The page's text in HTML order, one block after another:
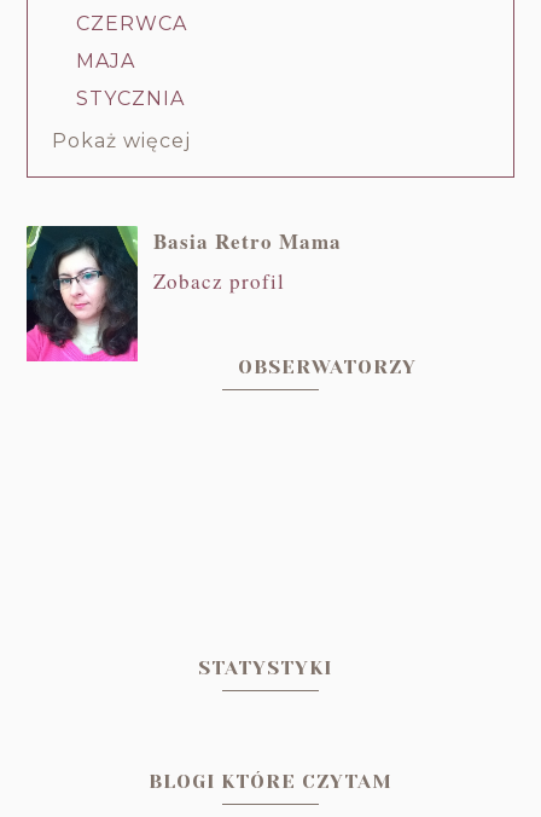
CZERWCA
MAJA
STYCZNIA
Pokaż więcej
Basia Retro Mama
Zobacz profil
OBSERWATORZY
STATYSTYKI
BLOGI KTÓRE CZYTAM